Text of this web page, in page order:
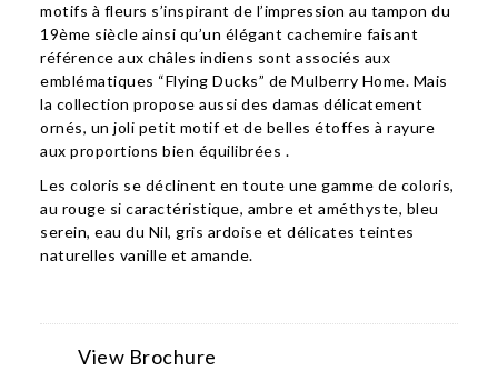
motifs à fleurs s’inspirant de l’impression au tampon du
19ème siècle ainsi qu’un élégant cachemire faisant
référence aux châles indiens sont associés aux
emblématiques “Flying Ducks” de Mulberry Home. Mais
la collection propose aussi des damas délicatement
ornés, un joli petit motif et de belles étoffes à rayure
aux proportions bien équilibrées .
Les coloris se déclinent en toute une gamme de coloris,
au rouge si caractéristique, ambre et améthyste, bleu
serein, eau du Nil, gris ardoise et délicates teintes
naturelles vanille et amande.
View Brochure